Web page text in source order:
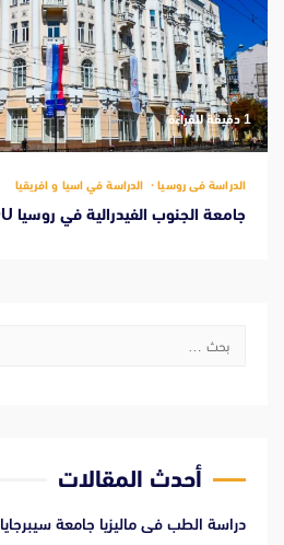
‫1 دقيقة للقراءة
الدراسة فى روسيا الدراسة في اسيا و افريقيا
جامعة الجنوب الفيدرالية في روسيا SFEDU
البحث
أحدث المقالات
دراسة الطب فى ماليزيا جامعة سيبرجايا